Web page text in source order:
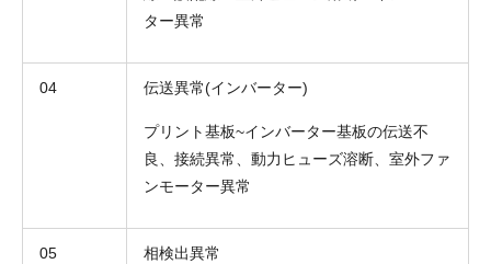
ター異常
04 伝送異常(インバーター)
プリント基板~インバーター基板の伝送不
良、接続異常、動力ヒューズ溶断、室外ファ
ンモーター異常
05 相検出異常